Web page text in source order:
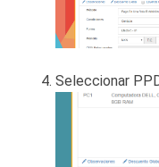
Seleccionar